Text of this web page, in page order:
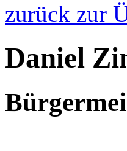
zurück zur
Daniel